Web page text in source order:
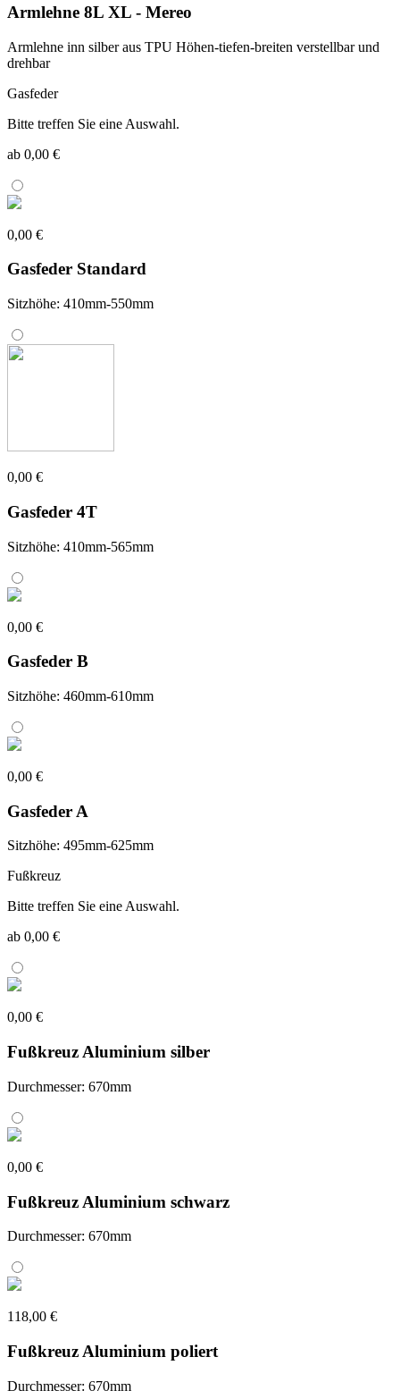
Armlehne 8L XL - Mereo
Armlehne inn silber aus TPU Höhen-tiefen-breiten verstellbar und
drehbar
Gasfeder
Bitte treffen Sie eine Auswahl.
ab 0,00 €
0,00 €
Gasfeder Standard
Sitzhöhe: 410mm-550mm
0,00 €
Gasfeder 4T
Sitzhöhe: 410mm-565mm
0,00 €
Gasfeder B
Sitzhöhe: 460mm-610mm
0,00 €
Gasfeder A
Sitzhöhe: 495mm-625mm
Fußkreuz
Bitte treffen Sie eine Auswahl.
ab 0,00 €
0,00 €
Fußkreuz Aluminium silber
Durchmesser: 670mm
0,00 €
Fußkreuz Aluminium schwarz
Durchmesser: 670mm
118,00 €
Fußkreuz Aluminium poliert
Durchmesser: 670mm